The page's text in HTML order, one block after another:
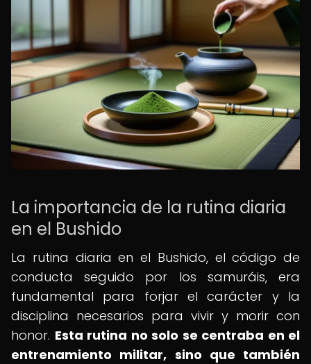
La importancia de la rutina diaria
en el Bushido
La rutina diaria en el Bushido, el código de
conducta seguido por los samuráis, era
fundamental para forjar el carácter y la
disciplina necesarios para vivir y morir con
honor. Esta rutina no solo se centraba en el
entrenamiento militar, sino que también